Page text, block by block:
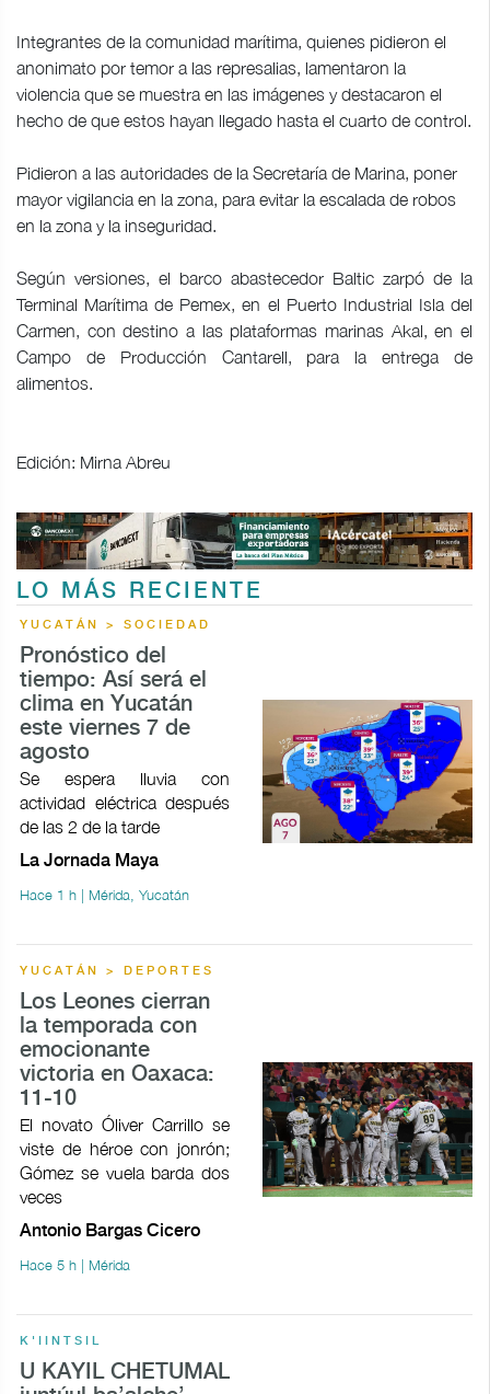
Integrantes de la comunidad marítima, quienes pidieron el
anonimato por temor a las represalias, lamentaron la
violencia que se muestra en las imágenes y destacaron el
hecho de que estos hayan llegado hasta el cuarto de control.
Pidieron a las autoridades de la Secretaría de Marina, poner
mayor vigilancia en la zona, para evitar la escalada de robos
en la zona y la inseguridad.
Según versiones, el barco abastecedor Baltic zarpó de la
Terminal Marítima de Pemex, en el Puerto Industrial Isla del
Carmen, con destino a las plataformas marinas Akal, en el
Campo de Producción Cantarell, para la entrega de
alimentos.
Edición: Mirna Abreu
LO MÁS RECIENTE
YUCATÁN > SOCIEDAD
Pronóstico del
tiempo: Así será el
clima en Yucatán
este viernes 7 de
agosto
Se espera lluvia con
actividad eléctrica después
de las 2 de la tarde
La Jornada Maya
Hace 1 h | Mérida, Yucatán
YUCATÁN > DEPORTES
Los Leones cierran
la temporada con
emocionante
victoria en Oaxaca:
11-10
El novato Óliver Carrillo se
viste de héroe con jonrón;
Gómez se vuela barda dos
veces
Antonio Bargas Cicero
Hace 5 h | Mérida
K'IINTSIL
U KAYIL CHETUMAL